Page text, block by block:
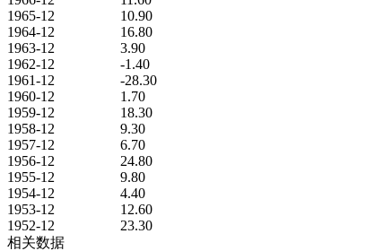
1965-12
10.90
1964-12
16.80
1963-12
3.90
1962-12
-1.40
1961-12
-28.30
1960-12
1.70
1959-12
18.30
1958-12
9.30
1957-12
6.70
1956-12
24.80
1955-12
9.80
1954-12
4.40
1953-12
12.60
1952-12
23.30
相关数据